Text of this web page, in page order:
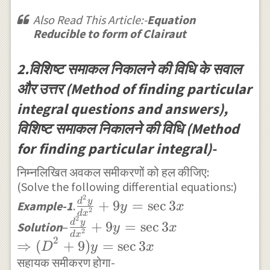
}(x)
}_{ n
}x } }
dx\\ =
{ Q }_{
n }(x)
{ Q
}_{ n
\alpha
}_{ n
dx,n\in
N
Also Read This Article:-Equation
Reducible to form of Clairaut
2.विशिष्ट समाकल निकालने की विधि के सवाल
और उत्तर (Method of finding particular
integral questions and answers),
विशिष्ट समाकल निकालने की विधि (Method
for finding particular integral)-
निम्नलिखित अवकल समीकरणों को हल कीजिए:
(Solve the following differential equations:)
Example-1.\frac { { d
}^{ 2 }y }
{ { dx }^{
2 } }
dx2
d2y + 9y = sec 3x
Solution–\frac { { d
}^{ 2 }y }{
{ dx }^{ 2 }
dx2
d2y + 9y = sec 3x
⇒ (D
2 + 9)y = sec 3x
सहायक समीकरण होगा-